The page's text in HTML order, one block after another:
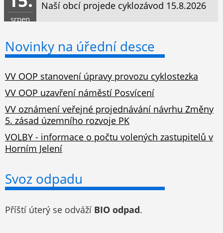
Naší obcí projede cyklozávod 15.8.2026
srpen
Novinky na úřední desce
VV OOP stanovení úpravy provozu cyklostezka
VV OOP uzavření náměstí Posvícení
VV oznámení veřejné projednávání návrhu Změny
5. zásad územního rozvoje PK
VOLBY - informace o počtu volených zastupitelů v
Horním Jelení
Svoz odpadu
Příští úterý se odváží BIO odpad.